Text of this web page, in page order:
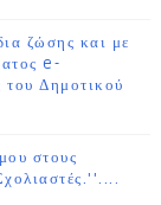
ζώσης και με
e-
Δημοτικού
στους